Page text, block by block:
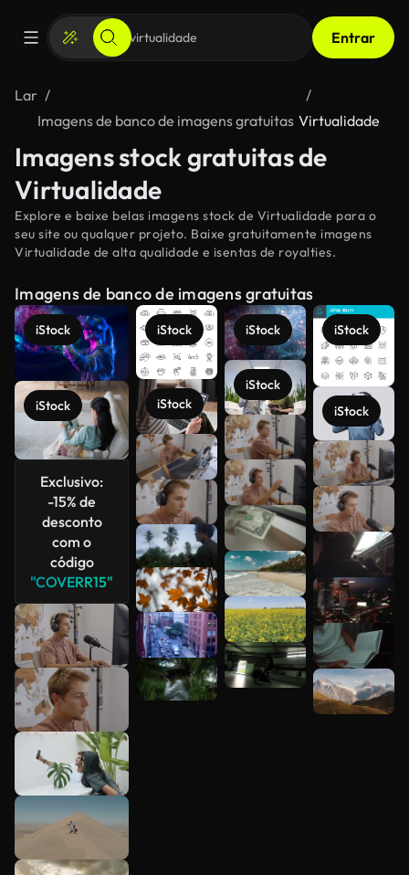
Entrar
Lar
Imagens de banco de imagens gratuitas Virtualidade
Imagens stock gratuitas de
Virtualidade
Explore e baixe belas imagens stock de Virtualidade para o
seu site ou qualquer projeto. Baixe gratuitamente imagens
Virtualidade de alta qualidade e isentas de royalties.
Imagens de banco de imagens gratuitas
iStock
iStock
Exclusivo:
-15% de
desconto
com o
código
"COVERR15"
iStock
iStock
iStock
iStock
iStock
iStock
Veja mais